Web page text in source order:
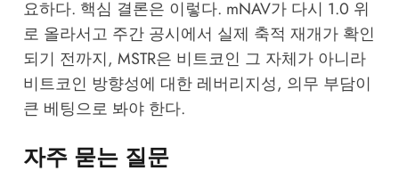
요하다. 핵심 결론은 이렇다. mNAV가 다시 1.0 위
로 올라서고 주간 공시에서 실제 축적 재개가 확인
되기 전까지, MSTR은 비트코인 그 자체가 아니라
비트코인 방향성에 대한 레버리지성, 의무 부담이
큰 베팅으로 봐야 한다.
자주 묻는 질문